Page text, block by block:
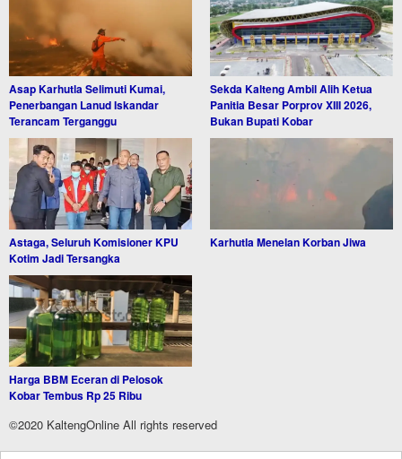
Asap Karhutla Selimuti Kumai,
Penerbangan Lanud Iskandar
Terancam Terganggu
Sekda Kalteng Ambil Alih Ketua
Panitia Besar Porprov XIII 2026,
Bukan Bupati Kobar
Astaga, Seluruh Komisioner KPU
Kotim Jadi Tersangka
Karhutla Menelan Korban Jiwa
Harga BBM Eceran di Pelosok
Kobar Tembus Rp 25 Ribu
©2020 KaltengOnline All rights reserved